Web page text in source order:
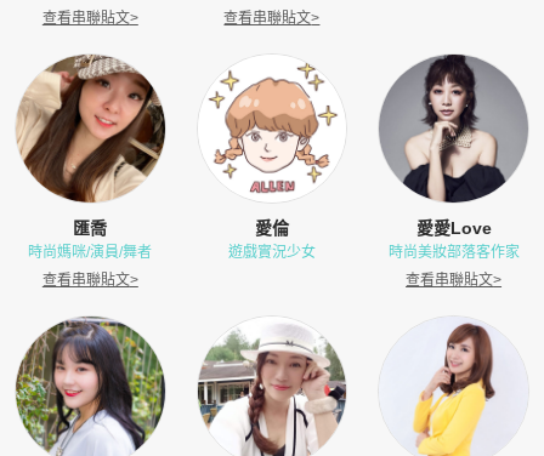
查看串聯貼文>
查看串聯貼文>
匯喬
時尚媽咪/演員/舞者
查看串聯貼文>
愛倫
遊戲實況少女
愛愛Love
時尚美妝部落客作家
查看串聯貼文>